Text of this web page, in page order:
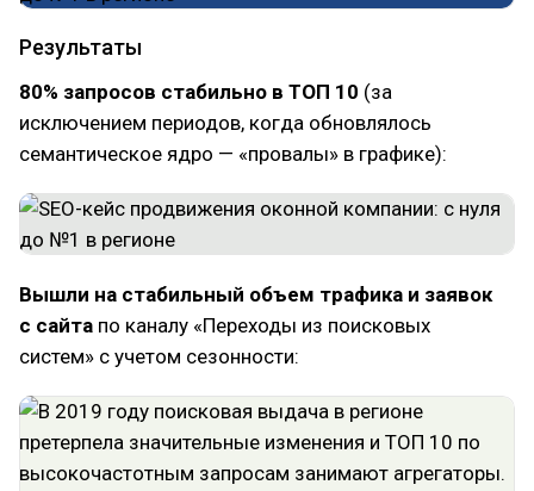
Результаты
80% запросов стабильно в ТОП 10 (за
исключением периодов, когда обновлялось
семантическое ядро — «провалы» в графике):
Вышли на стабильный объем трафика и заявок
с сайта по каналу «Переходы из поисковых
систем» с учетом сезонности: